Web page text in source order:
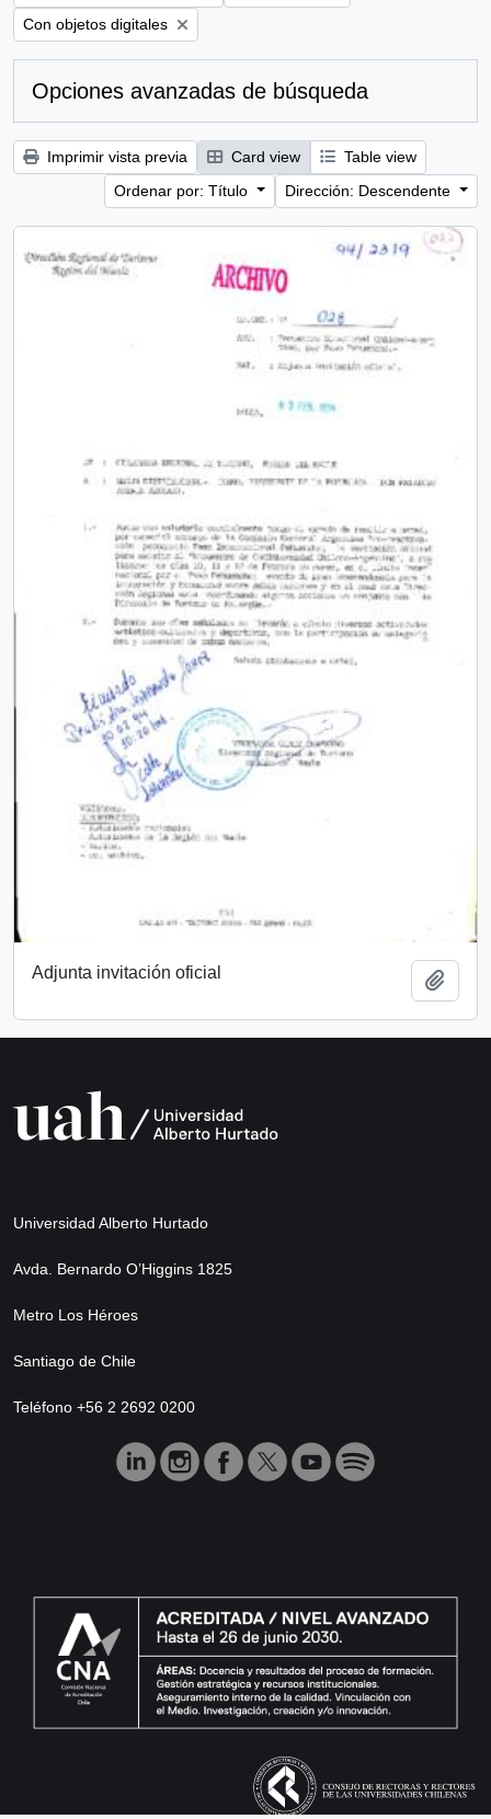
Remove filter:
Con objetos digitales
Opciones avanzadas de búsqueda
Imprimir vista previa Card view
Table view
Ordenar por: Título
Dirección: Descendente
Adjunta invitación oficial
Universidad Alberto Hurtado
Avda. Bernardo O’Higgins 1825
Metro Los Héroes
Santiago de Chile
Teléfono +56 2 2692 0200